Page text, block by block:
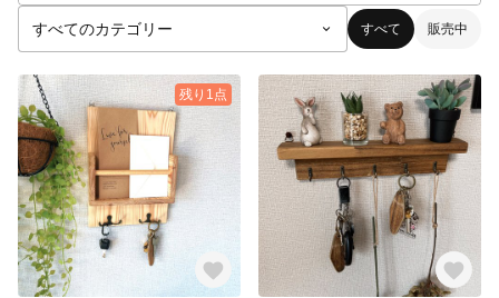
すべて 販売中
残り1点